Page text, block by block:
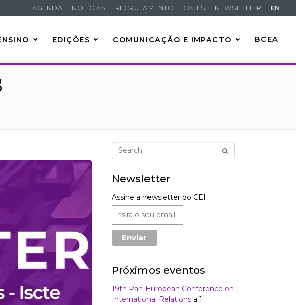
AGENDA NOTÍCIAS RECRUTAMENTO CALLS NEWSLETTER EN
EDIÇÕES COMUNICAÇÃO E IMPACTO BCEA
Newsletter
Assine a newsletter do CEI
Próximos eventos
19th Pan-European Conference on
International Relations a 1